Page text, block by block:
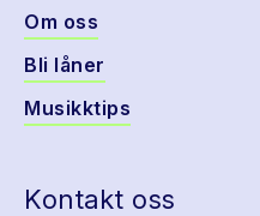
Om oss
Bli låner
Musikktips
Kontakt oss